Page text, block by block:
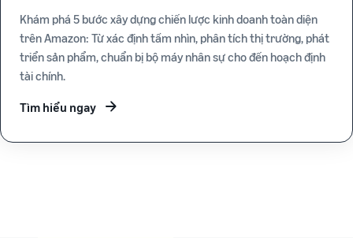
Khám phá 5 bước xây dựng chiến lược kinh doanh toàn diện
trên Amazon: Từ xác định tầm nhìn, phân tích thị trường, phát
triển sản phẩm, chuẩn bị bộ máy nhân sự cho đến hoạch định
tài chính.
Tìm hiểu ngay